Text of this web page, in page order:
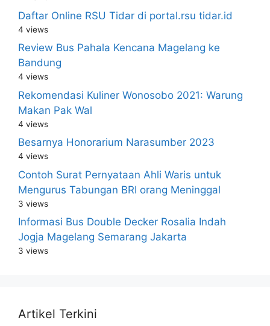
Daftar Online RSU Tidar di portal.rsu tidar.id
4 views
Review Bus Pahala Kencana Magelang ke
Bandung
4 views
Rekomendasi Kuliner Wonosobo 2021: Warung
Makan Pak Wal
4 views
Besarnya Honorarium Narasumber 2023
4 views
Contoh Surat Pernyataan Ahli Waris untuk
Mengurus Tabungan BRI orang Meninggal
3 views
Informasi Bus Double Decker Rosalia Indah
Jogja Magelang Semarang Jakarta
3 views
Artikel Terkini